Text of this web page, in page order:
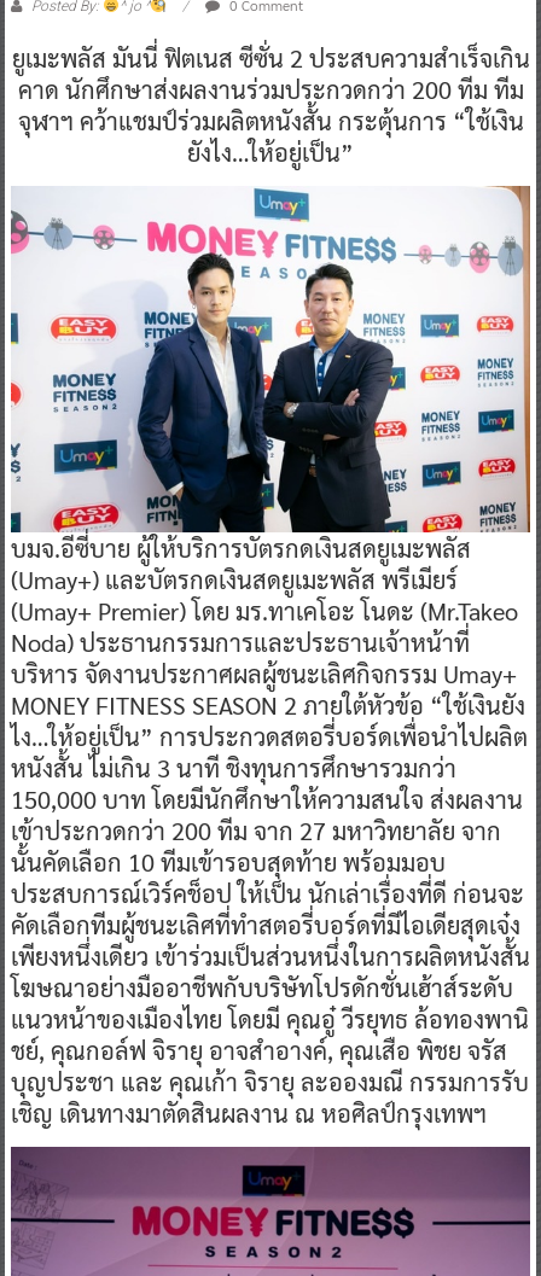
Posted By: ^ jo ^ 0 Comment
ยูเมะพลัส มันนี่ ฟิตเนส ซีซั่น 2 ประสบความสำเร็จเกิน
คาด นักศึกษาส่งผลงานร่วมประกวดกว่า 200 ทีม ทีม
จุฬาฯ คว้าแชมป์ร่วมผลิตหนังสั้น กระตุ้นการ “ใช้เงิน
ยังไง…ให้อยู่เป็น”
​บมจ.อีซี่บาย ผู้ให้บริการบัตรกดเงินสดยูเมะพลัส
(Umay+) และบัตรกดเงินสดยูเมะพลัส พรีเมียร์
(Umay+ Premier) โดย มร.ทาเคโอะ โนดะ (Mr.Takeo
Noda) ประธานกรรมการและประธานเจ้าหน้าที่
บริหาร จัดงานประกาศผลผู้ชนะเลิศกิจกรรม Umay+
MONEY FITNESS SEASON 2 ภายใต้หัวข้อ “ใช้เงินยัง
ไง…ให้อยู่เป็น” การประกวดสตอรี่บอร์ดเพื่อนำไปผลิต
หนังสั้น ไม่เกิน 3 นาที ชิงทุนการศึกษารวมกว่า
150,000 บาท โดยมีนักศึกษาให้ความสนใจ ส่งผลงาน
เข้าประกวดกว่า 200 ทีม จาก 27 มหาวิทยาลัย จาก
นั้นคัดเลือก 10 ทีมเข้ารอบสุดท้าย พร้อมมอบ
ประสบการณ์เวิร์คช็อป ให้เป็น นักเล่าเรื่องที่ดี ก่อนจะ
คัดเลือกทีมผู้ชนะเลิศที่ทำสตอรี่บอร์ดที่มีไอเดียสุดเจ๋ง
เพียงหนึ่งเดียว เข้าร่วมเป็นส่วนหนึ่งในการผลิตหนังสั้น
โฆษณาอย่างมืออาชีพกับบริษัทโปรดักชั่นเฮ้าส์ระดับ
แนวหน้าของเมืองไทย โดยมี คุณอู๋ วีรยุทธ ล้อทองพานิ
ชย์, คุณกอล์ฟ จิรายุ อาจสำอางค์, คุณเสือ พิชย จรัส
บุญประชา และ คุณเก้า จิรายุ ละอองมณี กรรมการรับ
เชิญ เดินทางมาตัดสินผลงาน ณ หอศิลป์กรุงเทพฯ